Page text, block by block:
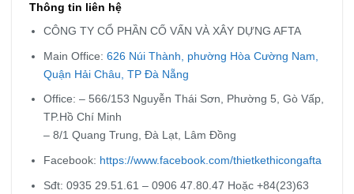
Thông tin liên hệ
CÔNG TY CỔ PHẦN CỐ VẤN VÀ XÂY DỰNG AFTA
Main Office:626 Núi Thành, phường Hòa Cường Nam,
Quận Hải Châu, TP Đà Nẵng
Office: – 566/153 Nguyễn Thái Sơn, Phường 5, Gò Vấp,
TP.Hồ Chí Minh
– 8/1 Quang Trung, Đà Lạt, Lâm Đồng
Facebook: https://www.facebook.com/thietkethicongafta
Sđt: 0935 29.51.61 – 0906 47.80.47 Hoặc +84(23)63